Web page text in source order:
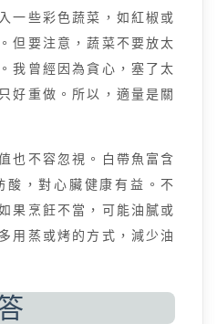
一些彩色蔬菜，如紅椒或
但要注意，蔬菜不要放太
我曾經因為貪心，塞了太
好重做。所以，適量是關
也不容忽視。白帶魚富含
，對心臟健康有益。不
果烹飪不當，可能油膩或
用蒸或烤的方式，減少油